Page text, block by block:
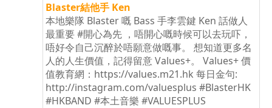
Blaster結他手 Ken
本地樂隊 Blaster 嘅 Bass 手李雲鍵 Ken 話做人
最重要 ‪#‎開心為先 ，唔開心嘅時候可以去玩吓，
唔好令自己沉醉於唔願意做嘅事。 想知道更多名
人的人生價值，記得留意 Values+。 Values+ 價
值教育網：https://values.m21.hk 每日金句:
http://instagram.com/valuesplus #BlasterHK
#HKBAND #本土音樂 #VALUESPLUS